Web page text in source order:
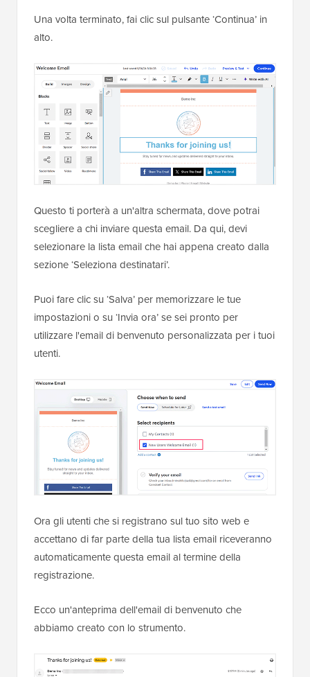
Una volta terminato, fai clic sul pulsante ‘Continua’ in
alto.
Questo ti porterà a un'altra schermata, dove potrai
scegliere a chi inviare questa email. Da qui, devi
selezionare la lista email che hai appena creato dalla
sezione ‘Seleziona destinatari’.
Puoi fare clic su ‘Salva’ per memorizzare le tue
impostazioni o su ‘Invia ora’ se sei pronto per
utilizzare l'email di benvenuto personalizzata per i tuoi
utenti.
Ora gli utenti che si registrano sul tuo sito web e
accettano di far parte della tua lista email riceveranno
automaticamente questa email al termine della
registrazione.
Ecco un'anteprima dell'email di benvenuto che
abbiamo creato con lo strumento.